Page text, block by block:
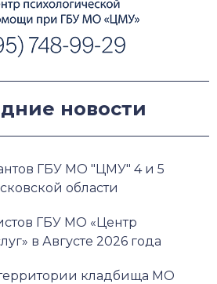
новости
ГБУ МО "ЦМУ" 4 и 5
области
ГБУ МО «Центр
в Августе 2026 года
кладбища МО